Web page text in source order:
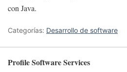
con Java.
Categorías: Desarrollo de software
Profile Software Services